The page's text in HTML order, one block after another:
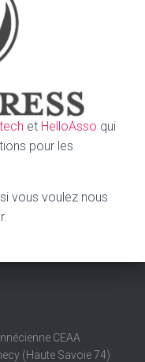
et HelloAsso qui
pour les
vous voulez nous
CEAA
(Haute Savoie 74)